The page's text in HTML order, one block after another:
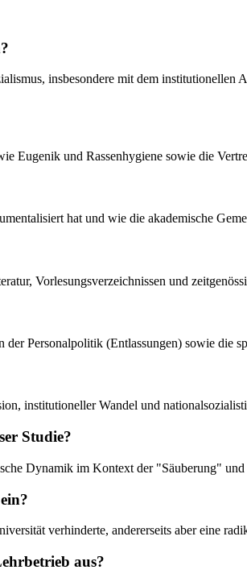
insbesondere mit dem institutionellen
Eugenik und Rassenhygiene sowie die
hat und wie die akademische
Vorlesungsverzeichnissen und
Personalpolitik (Entlassungen) sowie die
institutioneller Wandel und
Studie?
Dynamik im Kontext der "Säuberung"
verhinderte, andererseits aber eine
aus?